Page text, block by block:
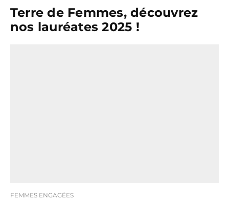
Terre de Femmes, découvrez
nos lauréates 2025 !
FEMMES ENGAGÉES